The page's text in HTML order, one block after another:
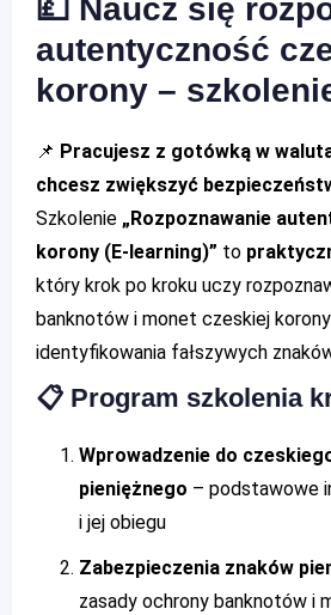
💷 Naucz się
autentyczność
korony –
📌 Pracujesz z gotówką w
chcesz zwiększyć
Szkolenie „Rozpoznawanie
korony (E-learning)” to
który krok po kroku uczy
banknotów i monet czeskiej
identyfikowania fałszywych
📋 Program szkolenia
Wprowadzenie do
pieniężnego – podstawowe
i jej obiegu
Zabezpieczenia znaków
zasady ochrony banknotów i